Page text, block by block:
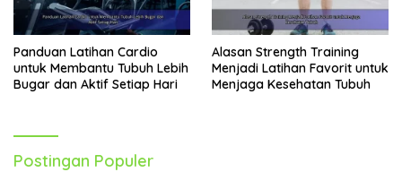
Panduan Latihan Cardio
untuk Membantu Tubuh Lebih
Bugar dan Aktif Setiap Hari
Alasan Strength Training
Menjadi Latihan Favorit untuk
Menjaga Kesehatan Tubuh
Postingan Populer